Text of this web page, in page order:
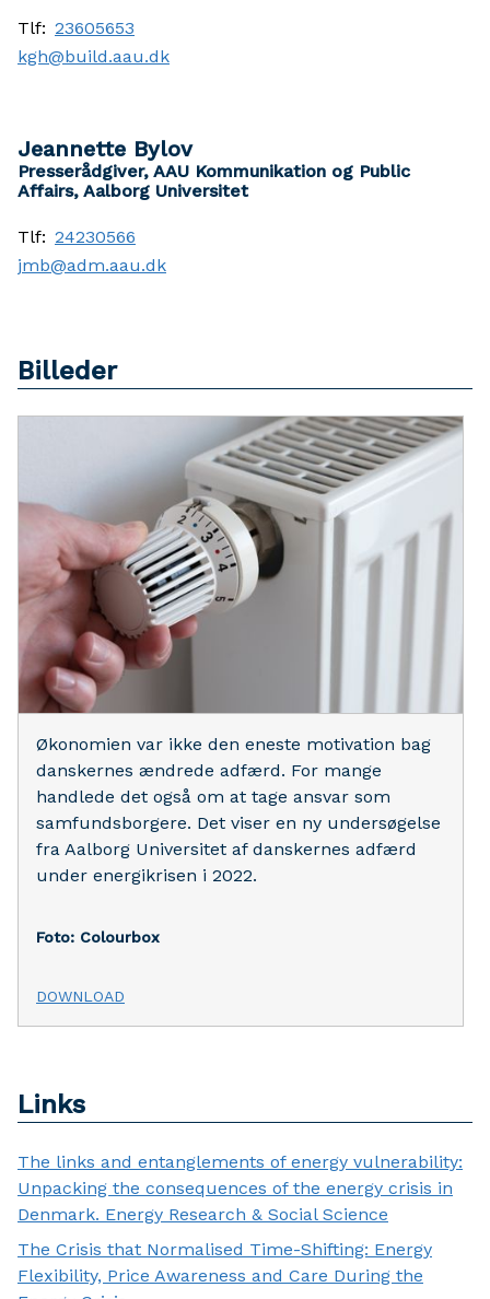
Tlf: 23605653
kgh@build.aau.dk
Jeannette Bylov
Presserådgiver, AAU Kommunikation og Public
Affairs, Aalborg Universitet
Tlf: 24230566
jmb@adm.aau.dk
Billeder
Økonomien var ikke den eneste motivation bag
danskernes ændrede adfærd. For mange
handlede det også om at tage ansvar som
samfundsborgere. Det viser en ny undersøgelse
fra Aalborg Universitet af danskernes adfærd
under energikrisen i 2022.
Foto: Colourbox
DOWNLOAD
Links
The links and entanglements of energy vulnerability:
Unpacking the consequences of the energy crisis in
Denmark. Energy Research & Social Science
The Crisis that Normalised Time-Shifting: Energy
Flexibility, Price Awareness and Care During the